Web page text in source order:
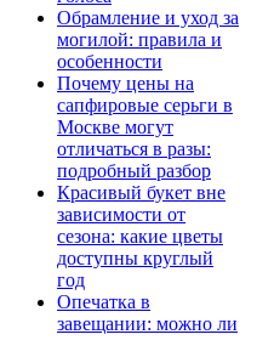
Обрамление и уход за
могилой: правила и
особенности
Почему цены на
сапфировые серьги в
Москве могут
отличаться в разы:
подробный разбор
Красивый букет вне
зависимости от
сезона: какие цветы
доступны круглый
год
Опечатка в
завещании: можно ли